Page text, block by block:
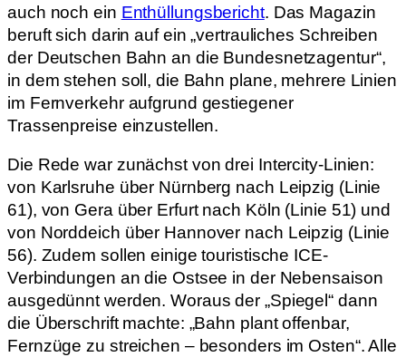
auch noch ein Enthüllungsbericht. Das Magazin
beruft sich darin auf ein „vertrauliches Schreiben
der Deutschen Bahn an die Bundesnetzagentur“,
in dem stehen soll, die Bahn plane, mehrere Linien
im Fernverkehr aufgrund gestiegener
Trassenpreise einzustellen.
Die Rede war zunächst von drei Intercity-Linien:
von Karlsruhe über Nürnberg nach Leipzig (Linie
61), von Gera über Erfurt nach Köln (Linie 51) und
von Norddeich über Hannover nach Leipzig (Linie
56). Zudem sollen einige touristische ICE-
Verbindungen an die Ostsee in der Nebensaison
ausgedünnt werden. Woraus der „Spiegel“ dann
die Überschrift machte: „Bahn plant offenbar,
Fernzüge zu streichen – besonders im Osten“. Alle